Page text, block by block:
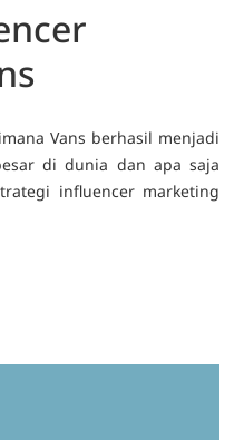
Vans berhasil menjadi
di dunia dan apa saja
influencer marketing